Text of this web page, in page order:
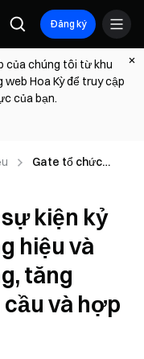
Đăng ký
của chúng tôi từ khu
Hoa Kỳ để truy cập
của bạn.
Gate tổ chức
thương hiệu và
ngành tại Hồng
Kông, tăng cường
kết nối Toàn cầu
và hợp lực hệ sinh
thái
kiện kỷ
hiệu và
tăng
và hợp